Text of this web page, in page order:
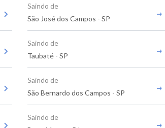
Saindo de
São José dos Campos - SP
Saindo de
Taubaté - SP
Saindo de
São Bernardo dos Campos - SP
Saindo de